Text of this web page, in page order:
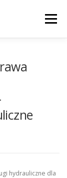
Menu
I OKOLICE
hydrauliczne dla